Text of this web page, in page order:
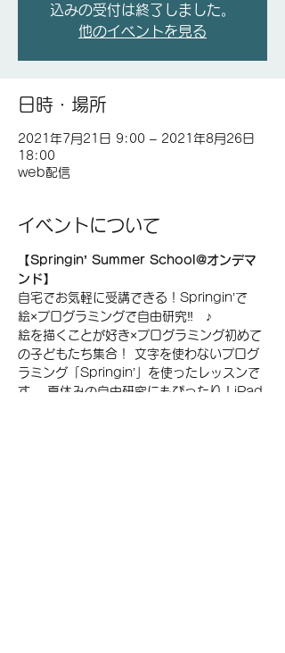
込みの受付は終了しました。
他のイベントを見る
日時・場所
2021年7月21日 9:00 – 2021年8月26日
18:00
web配信
イベントについて
【Springin’ Summer School@オンデマ
ンド】
自宅でお気軽に受講できる！Springin’で
絵×プログラミングで自由研究‼　♪
絵を描くことが好き×プログラミング初めて
の子どもたち集合！ 文字を使わないプログ
ラミング「Springin’」を使ったレッスンで
す。 夏休みの自由研究にもぴったり！iPad